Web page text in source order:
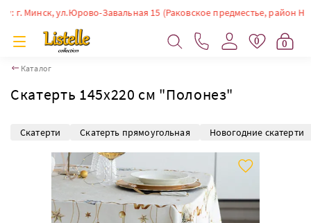
Минск, ул.Юрово-Завальная 15 (Раковское предместье, район
0 0
Каталог
Скатерть 145х220 см "Полонез"
Скатерти Скатерть прямоугольная Новогодние скатерти